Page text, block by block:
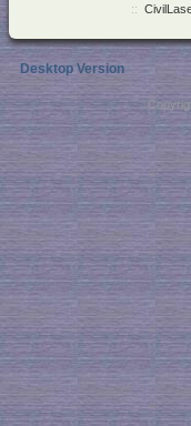
::
Desktop Version